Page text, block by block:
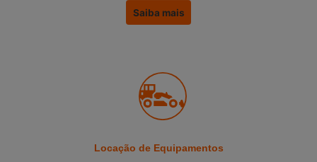
Saiba mais
Locação de Equipamentos